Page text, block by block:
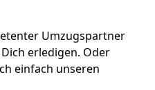
Umzugspartner
erledigen. Oder
einfach unseren